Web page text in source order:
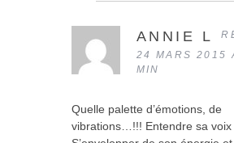
ANNIE L
24 MARS 2015
MIN
Quelle palette d’émotions, de
vibrations…!!! Entendre sa voix